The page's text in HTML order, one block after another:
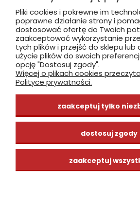
INFORMACJE
ZAKUPY
CENTRUM WIEDZY
Pliki cookies i pokrewne im
poprawne działanie strony i
dostosować ofertę do Twoich
zaakceptować wykorzystanie
tych plików i przejść do sklepu
użycie plików do swoich
opcję "Dostosuj zgody".
Więcej o plikach cookies
Polityce prywatności.
zaakceptuj tylko
dostosuj zgody
zaakceptuj